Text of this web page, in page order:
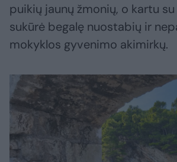
puikių jaunų žmonių, o kartu
sukūrė begalę nuostabių ir
mokyklos gyvenimo akimirkų.